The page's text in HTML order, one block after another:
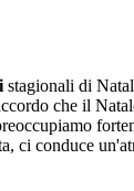
stagionali di
che il
ci conduce